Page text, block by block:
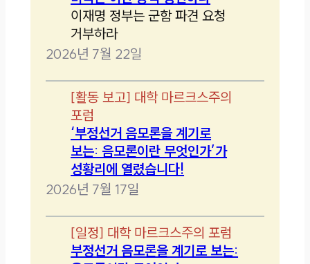
이재명 정부는 군함 파견 요청
거부하라
2026년 7월 22일
[활동 보고] 대학 마르크스주의
포럼
‘부정선거 음모론을 계기로
보는: 음모론이란 무엇인가’가
성황리에 열렸습니다!
2026년 7월 17일
[일정] 대학 마르크스주의 포럼
부정선거 음모론을 계기로 보는: